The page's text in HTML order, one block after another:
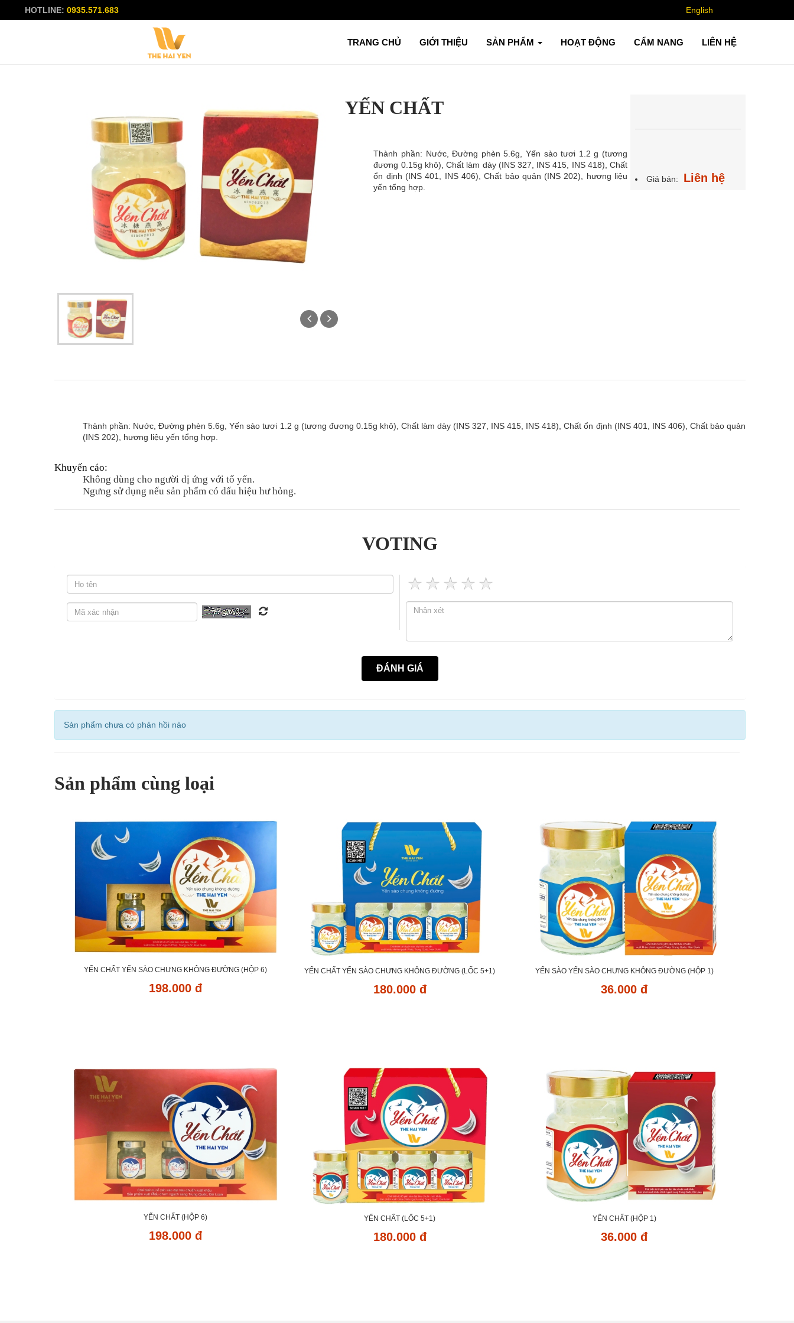
HOTLINE: 0935.571.683 English
TRANG CHỦ GIỚI THIỆU SẢN PHẨM HOẠT ĐỘNG CẨM NANG LIÊN HỆ
YẾN CHẤT
Thành phần: Nước, Đường phèn 5.6g, Yến sào tươi 1.2 g (tương
đương 0.15g khô), Chất làm dày (INS 327, INS 415, INS 418), Chất
ổn định (INS 401, INS 406), Chất bảo quản (INS 202), hương liệu
yến tổng hợp.
Giá bán: Liên hệ
Thành phần: Nước, Đường phèn 5.6g, Yến sào tươi 1.2 g (tương đương 0.15g khô), Chất làm dày (INS 327, INS 415, INS 418), Chất ổn định (INS 401, INS 406), Chất bảo quản
(INS 202), hương liệu yến tổng hợp.
Khuyến cáo:
Không dùng cho người dị ứng với tổ yến.
Ngưng sử dụng nếu sản phẩm có dấu hiệu hư hỏng.
VOTING
Sản phẩm chưa có phản hồi nào
Sản phẩm cùng loại
YẾN CHẤT YẾN SÀO CHƯNG KHÔNG ĐƯỜNG (HỘP 6)
198.000 đ
YẾN CHẤT YẾN SÀO CHƯNG KHÔNG ĐƯỜNG (LỐC 5+1)
180.000 đ
YẾN SÀO YẾN SÀO CHƯNG KHÔNG ĐƯỜNG (HỘP 1)
36.000 đ
YẾN CHẤT (HỘP 6)
198.000 đ
YẾN CHẤT (LỐC 5+1)
180.000 đ
YẾN CHẤT (HỘP 1)
36.000 đ